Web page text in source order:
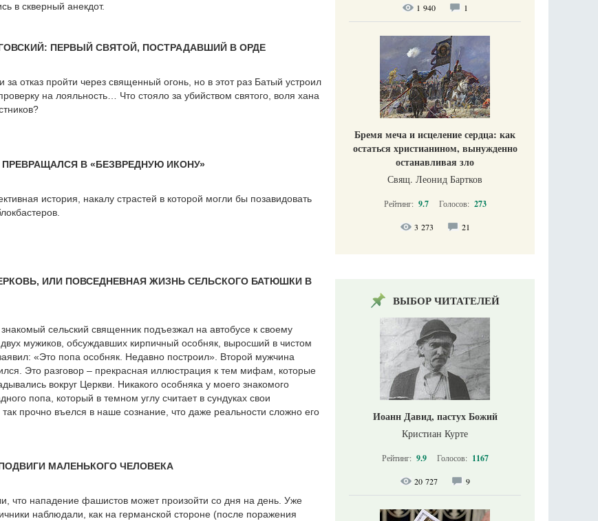
в скверный анекдот.
ПЕРВЫЙ СВЯТОЙ, ПОСТРАДАВШИЙ В ОРДЕ
за отказ пройти через священный огонь, но в этот раз Батый устроил
на лояльность… Что стояло за убийством святого, воля хана
В «БЕЗВРЕДНУЮ ИКОНУ»
история, накалу страстей в которой могли бы позавидовать
ИЛИ ПОВСЕДНЕВНАЯ ЖИЗНЬ СЕЛЬСКОГО БАТЮШКИ В
сельский священник подъезжал на автобусе к своему
мужиков, обсуждавших кирпичный особняк, выросший в чистом
«Это попа особняк. Недавно построил». Второй мужчина
Это разговор – прекрасная иллюстрация к тем мифам, которые
вокруг Церкви. Никакого особняка у моего знакомого
попа, который в темном углу считает в сундуках свои
прочно въелся в наше сознание, что даже реальности сложно его
МАЛЕНЬКОГО ЧЕЛОВЕКА
что нападение фашистов может произойти со дня на день. Уже
наблюдали, как на германской стороне (после поражения
1 940 1
Бремя меча и исцеление сердца: как
остаться христианином, вынужденно
останавливая зло
Свящ. Леонид Бартков
Рейтинг: 9.7 Голосов: 273
3 273 21
ВЫБОР ЧИТАТЕЛЕЙ
Иоанн Давид, пастух Божий
Кристиан Курте
Рейтинг: 9.9 Голосов: 1167
20 727 9